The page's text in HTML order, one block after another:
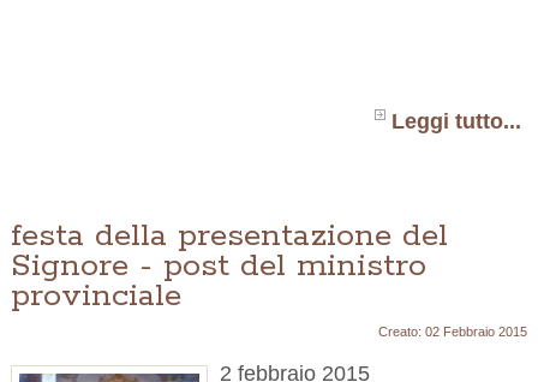
Leggi tutto...
festa della presentazione del
Signore - post del ministro
provinciale
Creato: 02 Febbraio 2015
2 febbraio 2015